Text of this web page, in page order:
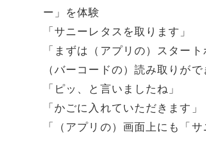
ー」を体験
「サニーレタスを取ります」
「まずは（アプリの）スター
（バーコードの）読み取りがで
「ピッ、と言いましたね」
「かごに入れていただきます」
「（アプリの）画面上にも「